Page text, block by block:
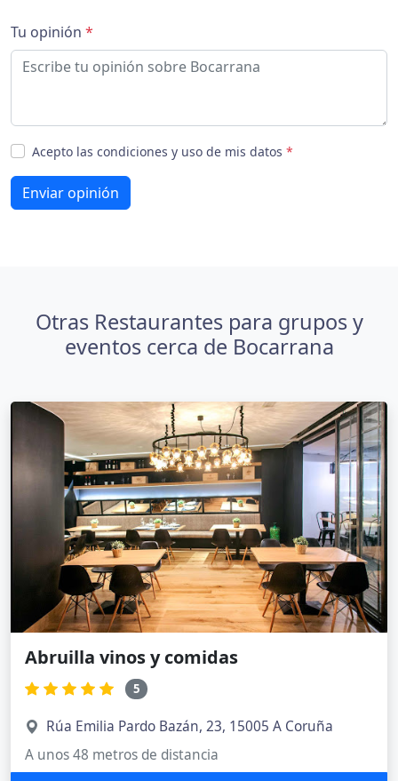
Tu opinión *
Acepto las condiciones y uso de mis datos *
Enviar opinión
Otras Restaurantes para grupos y
eventos cerca de Bocarrana
Abruilla vinos y comidas
5
Rúa Emilia Pardo Bazán, 23, 15005 A Coruña
A unos 48 metros de distancia